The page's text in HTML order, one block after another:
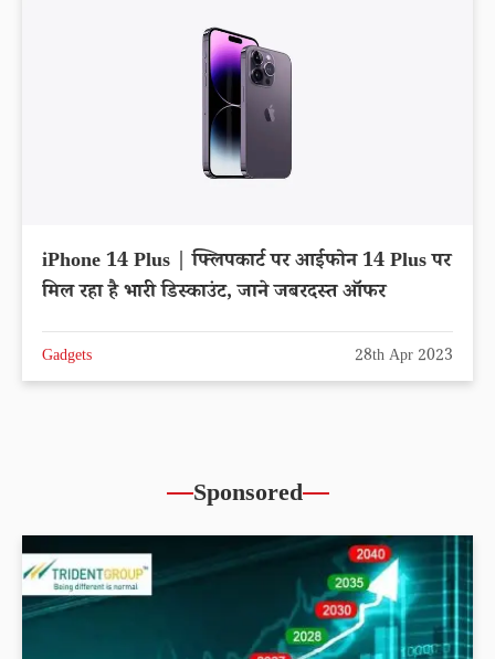
iPhone 14 Plus | फ्लिपकार्ट पर आईफोन 14 Plus पर
मिल रहा है भारी डिस्काउंट, जाने जबरदस्त ऑफर
Gadgets 28th Apr 2023
Sponsored